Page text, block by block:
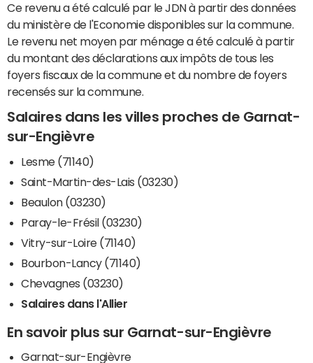
Ce revenu a été calculé par le JDN à partir des données
du ministère de l'Economie disponibles sur la commune.
Le revenu net moyen par ménage a été calculé à partir
du montant des déclarations aux impôts de tous les
foyers fiscaux de la commune et du nombre de foyers
recensés sur la commune.
Salaires dans les villes proches de Garnat-
sur-Engièvre
Lesme (71140)
Saint-Martin-des-Lais (03230)
Beaulon (03230)
Paray-le-Frésil (03230)
Vitry-sur-Loire (71140)
Bourbon-Lancy (71140)
Chevagnes (03230)
Salaires dans l'Allier
En savoir plus sur Garnat-sur-Engièvre
Garnat-sur-Engièvre